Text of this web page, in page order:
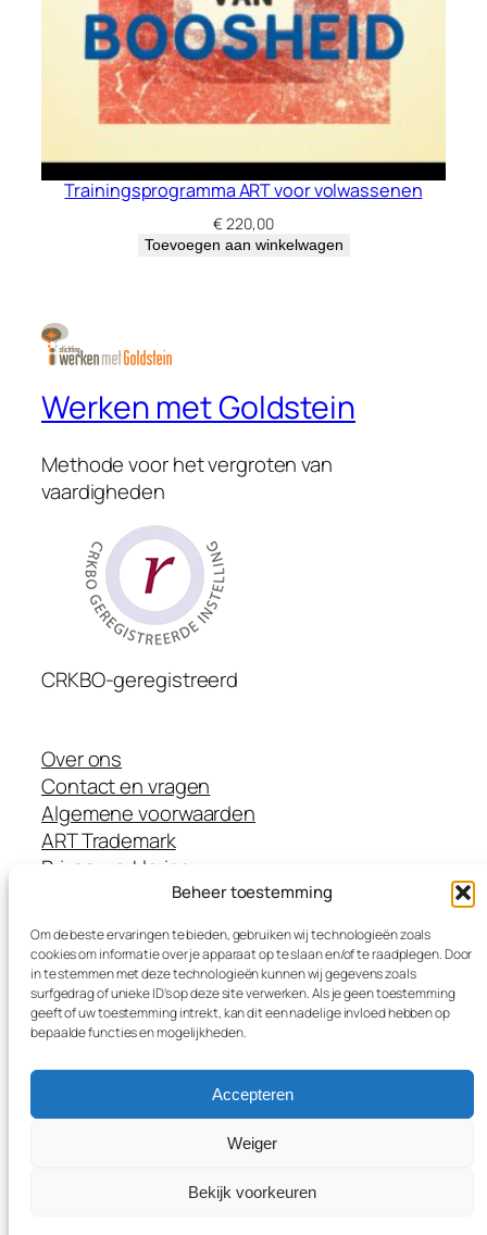
Beheer toestemming
Om de beste ervaringen te bieden, gebruiken wij technologieën zoals
cookies om informatie over je apparaat op te slaan en/of te raadplegen. Door
in te stemmen met deze technologieën kunnen wij gegevens zoals
surfgedrag of unieke ID's op deze site verwerken. Als je geen toestemming
geeft of uw toestemming intrekt, kan dit een nadelige invloed hebben op
bepaalde functies en mogelijkheden.
Accepteren
Weiger
Bekijk voorkeuren
Trainingsprogramma ART voor volwassenen
€220,00
Toevoegen aan winkelwagen
Werken met Goldstein
Methode voor het vergroten van
vaardigheden
CRKBO-geregistreerd
Over ons
Contact en vragen
Algemene voorwaarden
ART Trademark
Privacyverklaring
Cookieverklaring
Methoden
Opleidingen
Leermiddelen
Trainers
shift-ict.com
Copyright Stichting Werken met Goldstein